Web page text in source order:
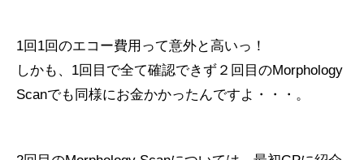
1回1回のエコー費用って意外と高いっ！
しかも、1回目で全て確認できず２回目のMorphology
Scanでも同様にお金かかったんですよ・・・。